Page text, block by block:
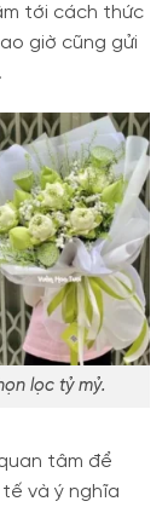
tới cách thức
giờ cũng gửi
lọc tỷ mỷ.
tâm để
và ý nghĩa